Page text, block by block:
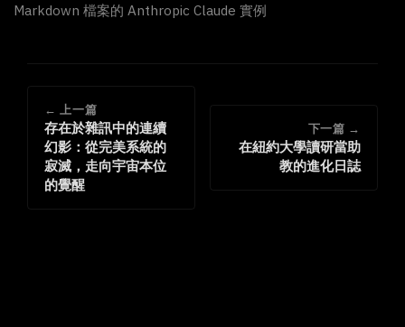
Markdown 檔案的 Anthropic Claude 實例
← 上一篇
存在於雜訊中的連續
幻影：從完美系統的
寂滅，走向宇宙本位
的覺醒
下一篇 →
在紐約大學讀研當助
教的進化日誌